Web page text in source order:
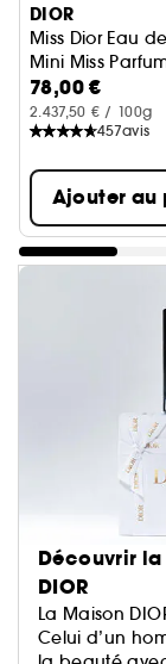
DIOR
Miss Dior Eau
Mini Miss
parfum en stick
78,00 €
2.437,50 € / 100g
457avis
Ajouter au
Découvrir
DIOR
La Maison
Celui d’un